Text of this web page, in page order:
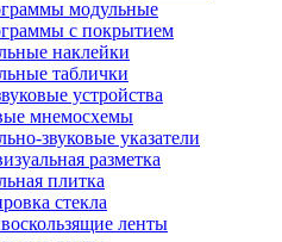
модульные
с покрытием
наклейки
таблички
устройства
мнемосхемы
звуковые указатели
разметка
плитка
стекла
ленты